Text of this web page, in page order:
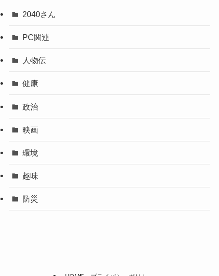
2040さん
PC関連
人物伝
健康
政治
映画
環境
趣味
防災